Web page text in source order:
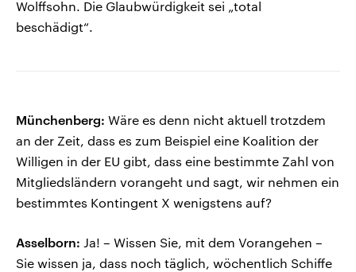
Wolffsohn. Die Glaubwürdigkeit sei „total
beschädigt“.
Münchenberg: Wäre es denn nicht aktuell trotzdem
an der Zeit, dass es zum Beispiel eine Koalition der
Willigen in der EU gibt, dass eine bestimmte Zahl von
Mitgliedsländern vorangeht und sagt, wir nehmen ein
bestimmtes Kontingent X wenigstens auf?
Asselborn: Ja! – Wissen Sie, mit dem Vorangehen –
Sie wissen ja, dass noch täglich, wöchentlich Schiffe